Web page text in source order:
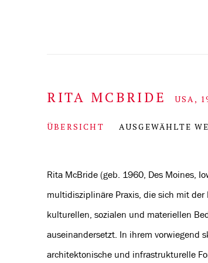
RITA MCBRIDE USA,
ÜBERSICHT AUSGEWÄHLTE
Rita McBride (geb. 1960, Des Moines,
multidisziplinäre Praxis, die sich mit
kulturellen, sozialen und materiellen
auseinandersetzt. In ihrem vorwiegend
architektonische und infrastrukturelle